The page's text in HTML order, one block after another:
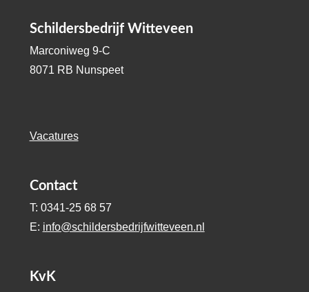
Schildersbedrijf Witteveen
Marconiweg 9-C
8071 RB Nunspeet
Vacatures
Contact
T: 0341-25 68 57
E: info@schildersbedrijfwitteveen.nl
KvK